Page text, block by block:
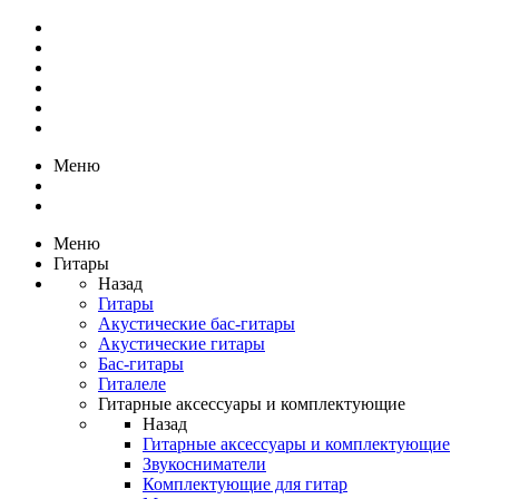
Меню
Меню
Гитары
Назад
Гитары
Акустические бас-гитары
Акустические гитары
Бас-гитары
Гиталеле
Гитарные аксессуары и комплектующие
Назад
Гитарные аксессуары и комплектующие
Звукосниматели
Комплектующие для гитар